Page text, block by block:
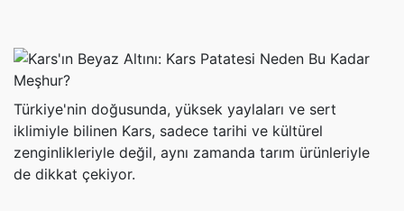
Türkiye'nin doğusunda, yüksek yaylaları ve sert
iklimiyle bilinen Kars, sadece tarihi ve kültürel
zenginlikleriyle değil, aynı zamanda tarım ürünleriyle
de dikkat çekiyor.